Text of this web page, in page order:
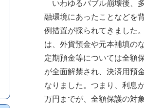
いわゆるバブル崩壊後、
融環境にあったことなどを
例措置が採られてきました
は、外貨預金や元本補填の
定期預金等については全額
が全面解禁され、決済用預
なりました。つまり、利息
万円までが、全額保護の対